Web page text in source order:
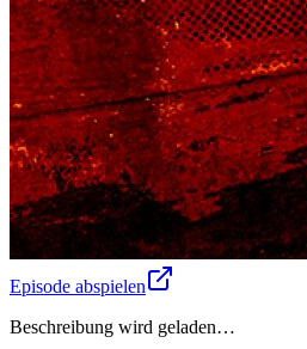
Episode abspielen
Beschreibung wird geladen…